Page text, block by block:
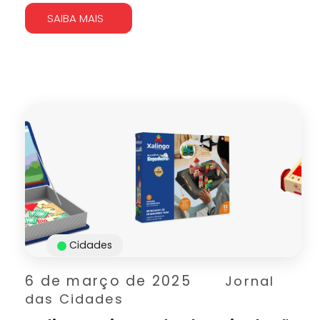
SAIBA MAIS
6 de março de 2025
Jornal
das Cidades
Cidades